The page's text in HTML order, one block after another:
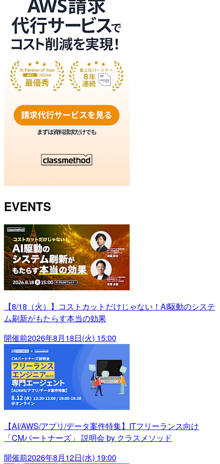
EVENTS
【8/18（火）】コストカットだけじゃない！AI駆動のシステ
ム刷新がもたらす本当の効果
開催前2026年8月18日(火) 15:00
【AI/AWS/アプリ/データ案件特集】ITフリーランス向け
「CMパートナーズ」 説明会 by クラスメソッド
開催前2026年8月12日(水) 19:00